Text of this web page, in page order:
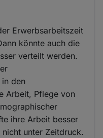
Erwerbsarbeitszeit
könnte auch die
verteilt werden.
in den
Arbeit, Pflege von
ihre Arbeit besser
unter Zeitdruck.